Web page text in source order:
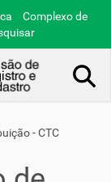
Complexo de
- CTC